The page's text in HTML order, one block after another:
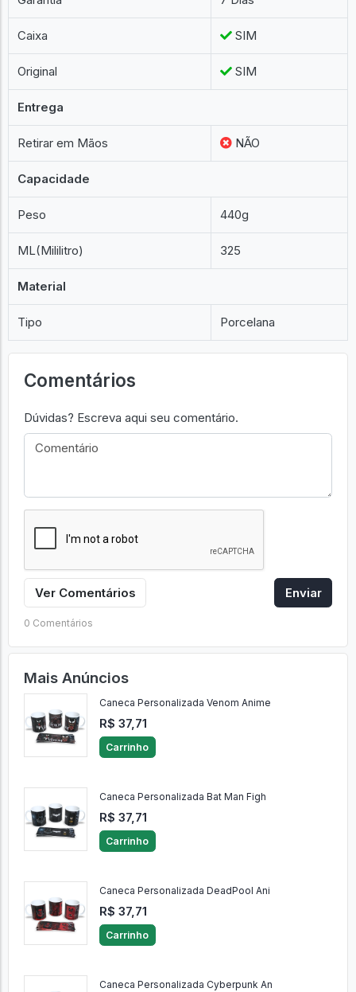
Caixa SIM
Original SIM
Entrega
Retirar em Mãos NÃO
Capacidade
Peso 440g
ML(Mililitro) 325
Material
Tipo Porcelana
Comentários
Dúvidas? Escreva aqui seu comentário.
Ver Comentários Enviar
0 Comentários
Mais Anúncios
Caneca Personalizada Venom Anime
R$ 37,71
Carrinho
Caneca Personalizada Bat Man Figh
R$ 37,71
Carrinho
Caneca Personalizada DeadPool Ani
R$ 37,71
Carrinho
Caneca Personalizada Cyberpunk An